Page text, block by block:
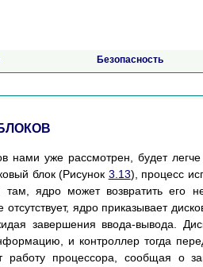
Безопасность
нами уже рассмотрен, будет
блок (Рисунок 3.13), процесс
ядро может возвратить его
ядро приказывает
завершения ввода-вывода.
и контроллер тогда
работу процессора, сообщая о